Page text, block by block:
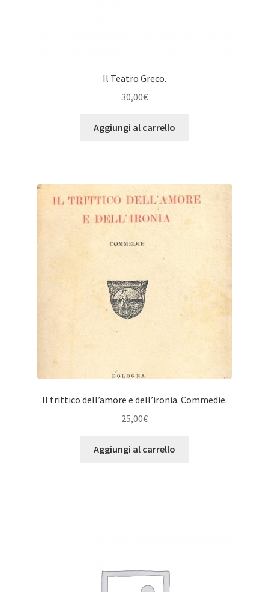
Il Teatro Greco.
30,00€
Aggiungi al carrello
Il trittico dell’amore e dell’ironia. Commedie.
25,00€
Aggiungi al carrello